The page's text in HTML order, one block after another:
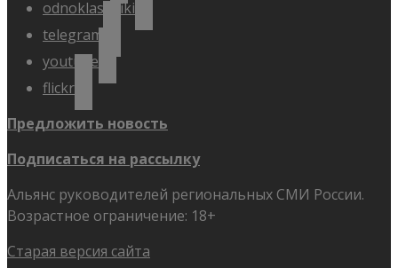
odnoklassniki
telegram
youtube
flickr
Предложить новость
Подписаться на рассылку
Альянс руководителей региональных СМИ России.
Возрастное ограничение: 18+
Старая версия сайта